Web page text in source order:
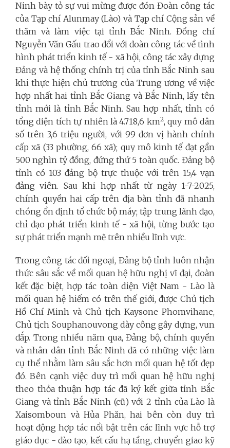
Ninh bày tỏ sự vui mừng được đón Đoàn công tác
của Tạp chí Alunmay (Lào) và Tạp chí Cộng sản về
thăm và làm việc tại tỉnh Bắc Ninh. Đồng chí
Nguyễn Văn Gấu trao đổi với đoàn công tác về tình
hình phát triển kinh tế - xã hội, công tác xây dựng
Đảng và hệ thống chính trị của tỉnh Bắc Ninh sau
khi thực hiện chủ trương của Trung ương về việc
hợp nhất hai tỉnh Bắc Giang và Bắc Ninh, lấy tên
tỉnh mới là tỉnh Bắc Ninh. Sau hợp nhất, tỉnh có
tổng diện tích tự nhiên là 4.718,6 km2, quy mô dân
số trên 3,6 triệu người, với 99 đơn vị hành chính
cấp xã (33 phường, 66 xã); quy mô kinh tế đạt gần
500 nghìn tỷ đồng, đứng thứ 5 toàn quốc. Đảng bộ
tỉnh có 103 đảng bộ trực thuộc với trên 15,4 vạn
đảng viên. Sau khi hợp nhất từ ngày 1-7-2025,
chính quyền hai cấp trên địa bàn tỉnh đã nhanh
chóng ổn định tổ chức bộ máy; tập trung lãnh đạo,
chỉ đạo phát triển kinh tế - xã hội, từng bước tạo
sự phát triển mạnh mẽ trên nhiều lĩnh vực.
Trong công tác đối ngoại, Đảng bộ tỉnh luôn nhận
thức sâu sắc về mối quan hệ hữu nghị vĩ đại, đoàn
kết đặc biệt, hợp tác toàn diện Việt Nam - Lào là
mối quan hệ hiếm có trên thế giới, được Chủ tịch
Hồ Chí Minh và Chủ tịch Kaysone Phomvihane,
Chủ tịch Souphanouvong dày công gây dựng, vun
đắp. Trong nhiều năm qua, Đảng bộ, chính quyền
và nhân dân tỉnh Bắc Ninh đã có những việc làm
cụ thể nhằm làm sâu sắc hơn mối quan hệ tốt đẹp
đó. Bên cạnh việc duy trì mối quan hệ hữu nghị
theo thỏa thuận hợp tác đã ký kết giữa tỉnh Bắc
Giang và tỉnh Bắc Ninh (cũ) với 2 tỉnh của Lào là
Xaisomboun và Hủa Phăn, hai bên còn duy trì
hoạt động hợp tác nổi bật trên các lĩnh vực hỗ trợ
giáo dục - đào tạo, kết cấu hạ tầng, chuyển giao kỹ